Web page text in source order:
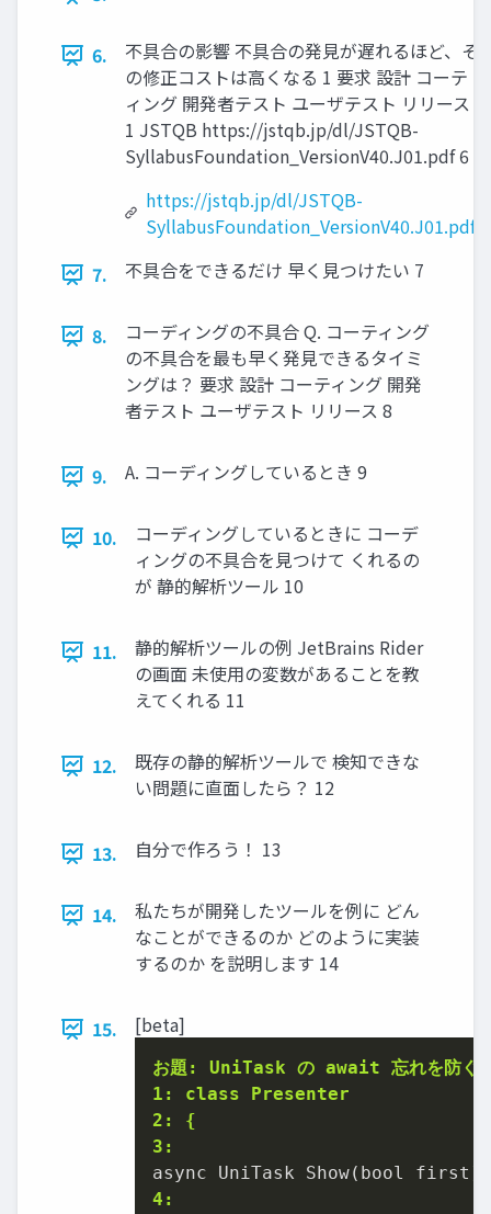
6.
不具合の影響 不具合の発見が遅れるほど、そ
の修正コストは高くなる 1 要求 設計 コーテ
ィング 開発者テスト ユーザテスト リリース
1 JSTQB https://jstqb.jp/dl/JSTQB-
SyllabusFoundation_VersionV40.J01.pdf 6
https://jstqb.jp/dl/JSTQB-
SyllabusFoundation_VersionV40.J01.pdf
7.
不具合をできるだけ 早く見つけたい 7
8.
コーディングの不具合 Q. コーティング
の不具合を最も早く発見できるタイミ
ングは？ 要求 設計 コーティング 開発
者テスト ユーザテスト リリース 8
9. A. コーディングしているとき 9
10.
コーディングしているときに コーデ
ィングの不具合を見つけて くれるの
が 静的解析ツール 10
11.
静的解析ツールの例 JetBrains Rider
の画面 未使用の変数があることを教
えてくれる 11
12.
既存の静的解析ツールで 検知できな
い問題に直面したら？ 12
13. 自分で作ろう！ 13
14.
私たちが開発したツールを例に どん
なことができるのか どのように実装
するのか を説明します 14
15. [beta]
お題: UniTask の await 忘れを防ぐ
1: class Presenter
2: {
3:
4: